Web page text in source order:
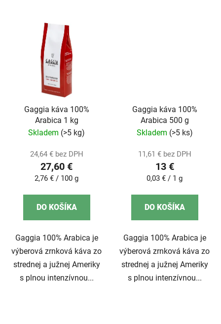
Gaggia káva 100%
Arabica 1 kg
Skladem (>5 kg)
24,64 € bez DPH
27,60 €
Jednotková
2,76 € / 100 g
DO KOŠÍKA
Gaggia 100% Arabica je
výberová zrnková káva zo
strednej a južnej Ameriky
s plnou intenzívnou...
Gaggia káva 100%
Arabica 500 g
Skladem (>5 ks)
11,61 € bez DPH
13 €
Jednotková
0,03 € / 1 g
DO KOŠÍKA
Gaggia 100% Arabica je
výberová zrnková káva zo
strednej a južnej Ameriky
s plnou intenzívnou...